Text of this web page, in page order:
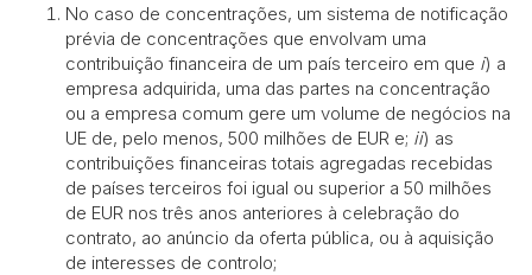
No caso de concentrações, um sistema de notificação
prévia de concentrações que envolvam uma
contribuição financeira de um país terceiro em que i) a
empresa adquirida, uma das partes na concentração
ou a empresa comum gere um volume de negócios na
UE de, pelo menos, 500 milhões de EUR e; ii) as
contribuições financeiras totais agregadas recebidas
de países terceiros foi igual ou superior a 50 milhões
de EUR nos três anos anteriores à celebração do
contrato, ao anúncio da oferta pública, ou à aquisição
de interesses de controlo;